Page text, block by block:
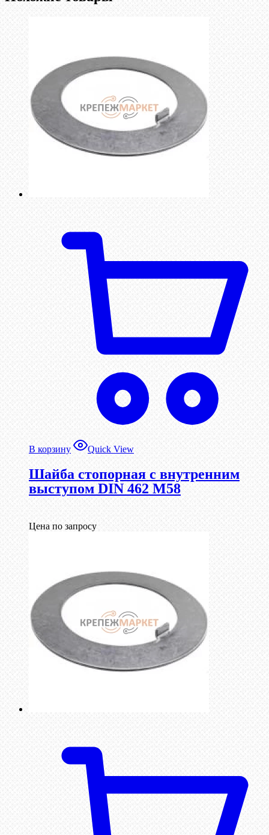
В корзину Quick View
Шайба стопорная с внутренним
выступом DIN 462 М58
Цена по запросу